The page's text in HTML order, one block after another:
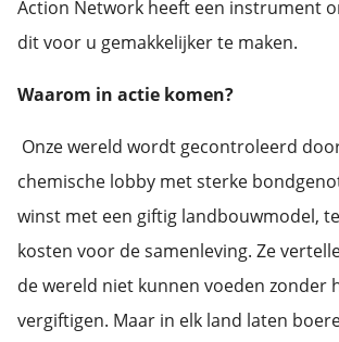
Action Network heeft een instrument
dit voor u gemakkelijker te maken.
Waarom in actie komen?
Onze wereld wordt gecontroleerd
chemische lobby met sterke
winst met een giftig landbouwmodel,
kosten voor de samenleving. Ze
de wereld niet kunnen voeden zonder
vergiftigen. Maar in elk land laten